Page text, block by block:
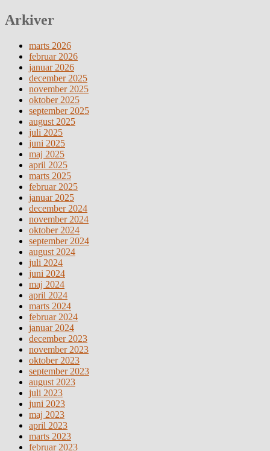
Arkiver
marts 2026
februar 2026
januar 2026
december 2025
november 2025
oktober 2025
september 2025
august 2025
juli 2025
juni 2025
maj 2025
april 2025
marts 2025
februar 2025
januar 2025
december 2024
november 2024
oktober 2024
september 2024
august 2024
juli 2024
juni 2024
maj 2024
april 2024
marts 2024
februar 2024
januar 2024
december 2023
november 2023
oktober 2023
september 2023
august 2023
juli 2023
juni 2023
maj 2023
april 2023
marts 2023
februar 2023